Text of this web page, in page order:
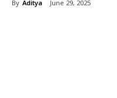
By Aditya June 29, 2025